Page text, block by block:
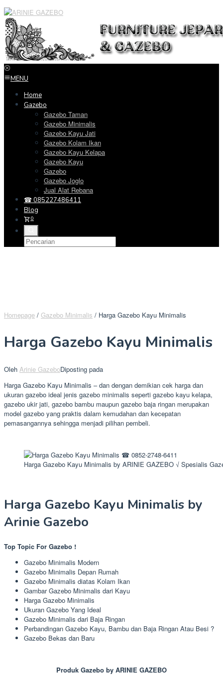
Loncat
ke
konten
MENU
Home
Gazebo
Gazebo Taman
Gazebo Minimalis
Gazebo Kayu Jati
Gazebo Kolam Ikan
Gazebo Kayu Kelapa
Gazebo Kayu
Gazebo
Gazebo Joglo
Jual Alat Rebana
☎ 085227486411
Blog
0
Homepage / Gazebo Minimalis / Harga Gazebo Kayu Minimalis
Harga Gazebo Kayu Minimalis
Oleh Arinie GazeboDiposting pada
Harga Gazebo Kayu Minimalis – dan dengan demikian cek harga dan
ukuran gazebo ideal jenis gazebo minimalis seperti gazebo kayu kelapa,
gazebo ukir jati, gazebo bambu maupun gazebo baja ringan merupakan
model gazebo yang praktis dalam kemudahan dan kecepatan
pemasangannya sehingga menjadi pilihan pembeli.
Harga Gazebo Kayu Minimalis by ARINIE GAZEBO √ Spesialis
Harga Gazebo Kayu Minimalis by
Arinie Gazebo
Top Topic For Gazebo !
Gazebo Minimalis Modern
Gazebo Minimalis Depan Rumah
Gazebo Minimalis diatas Kolam Ikan
Gambar Gazebo Minimalis dari Kayu
Harga Gazebo Minimalis
Ukuran Gazebo Yang Ideal
Gazebo Minimalis dari Baja Ringan
Perbandingan Gazebo Kayu, Bambu dan Baja Ringan Atau Besi ?
Gazebo Bekas dan Baru
Produk Gazebo by ARINIE GAZEBO